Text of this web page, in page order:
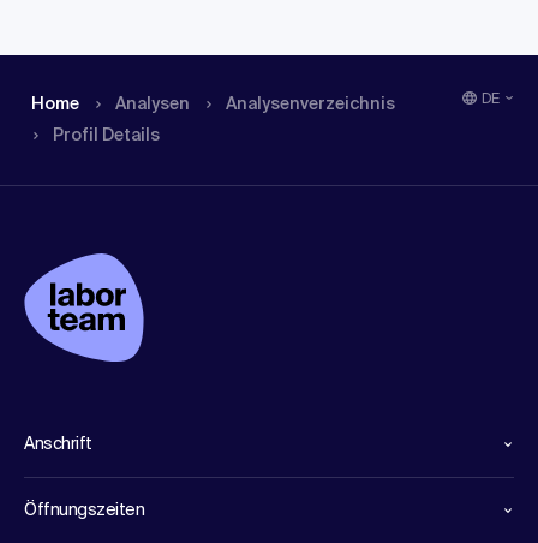
Home Analysen
Analysen­verzeichnis
Profil Details
DE
Anschrift
Öffnungszeiten